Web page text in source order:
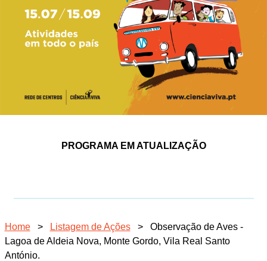
PROGRAMA EM ATUALIZAÇÃO
Home > Listagem de Ações >
Observação de Aves -
Lagoa de Aldeia Nova, Monte Gordo, Vila Real Santo
António.